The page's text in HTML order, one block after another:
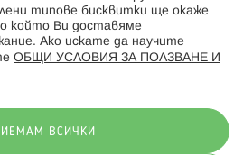
типове бисквитки ще окаже
който Ви доставяме
Ако искате да научите
ОБЩИ УСЛОВИЯ ЗА ПОЛЗВАНЕ И
ВСИЧКИ